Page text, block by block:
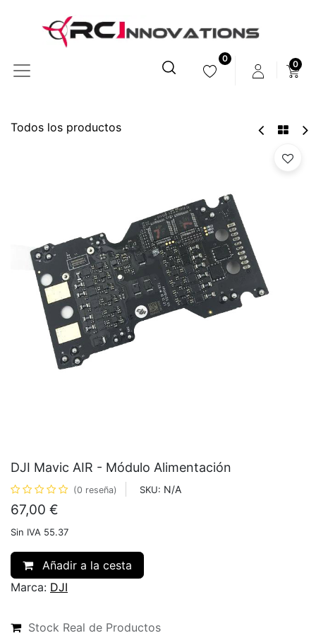
0
0
Todos los productos
DJI Mavic AIR - Módulo Alimentación
(0 reseña) SKU: N/A
67,00 €
Sin IVA 55.37
Añadir a la cesta
Marca: DJI
Stock Real de Productos